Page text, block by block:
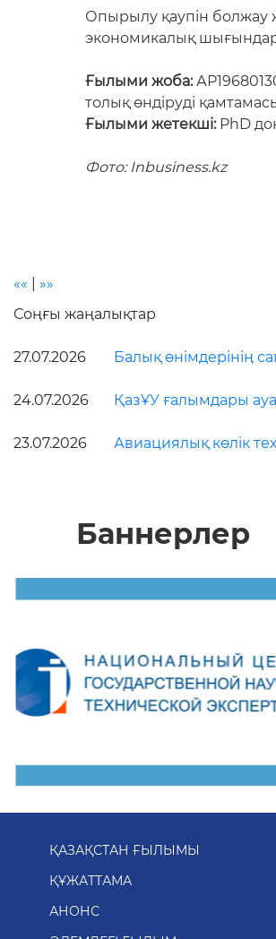
Опырылу қаупін болжау
экономикалық
Ғылыми жоба:
толық өндіруді
Ғылыми жетекші:PhD
Фото: Inbusiness.kz
««
»»
Соңғы жаңалықтар
27.07.2026 Балық өнімдерінің
24.07.2026 ҚазҰУ ғалымдары
23.07.2026 Авиациялық көлік
Баннерлер
ҚАЗАҚСТАН ҒЫЛЫМЫ
ҚҰЖАТТАМА
АНОНС